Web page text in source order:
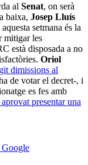
al Senat, on serà
baixa, Josep Lluís
setmana és la
mitigar les
està disposada a no
Oriol
dimissions al
de votar el decret-, i
es fes amb
presentar una
Google